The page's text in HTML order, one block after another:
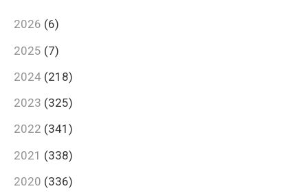
2026 (6)
2025 (7)
2024 (218)
2023 (325)
2022 (341)
2021 (338)
2020 (336)